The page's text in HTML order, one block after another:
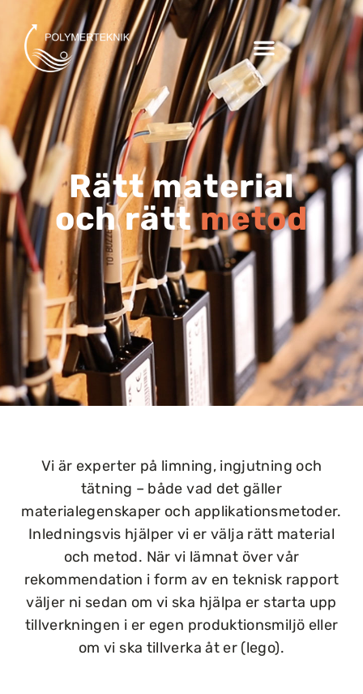
Rätt material
och rättmetod
Vi är experter på limning, ingjutning och
tätning – både vad det gäller
materialegenskaper och applikationsmetoder.
Inledningsvis hjälper vi er välja rätt material
och metod. När vi lämnat över vår
rekommendation i form av en teknisk rapport
väljer ni sedan om vi ska hjälpa er starta upp
tillverkningen i er egen produktionsmiljö eller
om vi ska tillverka åt er (lego).